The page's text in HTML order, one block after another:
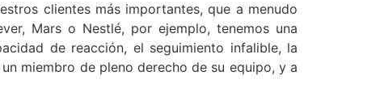
clientes más importantes, que a menudo
Mars o Nestlé, por ejemplo, tenemos una
de reacción, el seguimiento infalible, la
miembro de pleno derecho de su equipo, y a